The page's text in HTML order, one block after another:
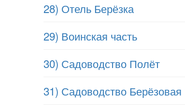
28) Отель Берёзка
29) Воинская часть
30) Садоводство Полёт
31) Садоводство